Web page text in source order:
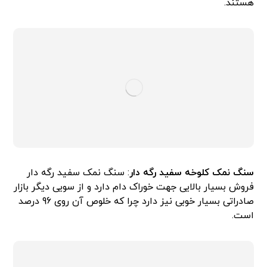
هستند.
سنگ نمک کلوخه سفید رگه دار: سنگ نمک سفید رگه دار
فروش بسیار بالایی جهت خوراک دام دارد و از سویی دیگر بازار
صادراتی بسیار خوبی نیز دارد چرا که خلوص آن روی 96 درصد
است.